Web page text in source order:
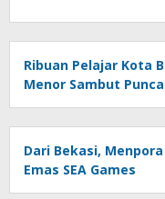
Ribuan Pelajar Kota
Menor Sambut
Dari Bekasi,
Emas SEA Games